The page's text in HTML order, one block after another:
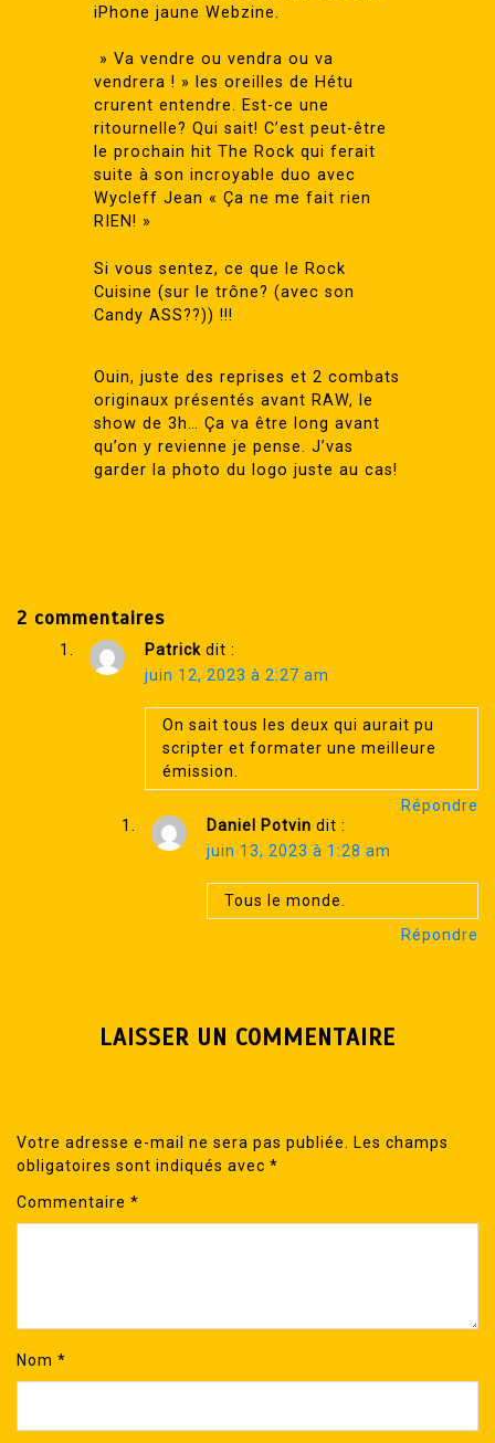
iPhone jaune Webzine.
» Va vendre ou vendra ou va
vendrera ! » les oreilles de Hétu
crurent entendre. Est-ce une
ritournelle? Qui sait! C’est peut-être
le prochain hit The Rock qui ferait
suite à son incroyable duo avec
Wycleff Jean « Ça ne me fait rien
RIEN! »
Si vous sentez, ce que le Rock
Cuisine (sur le trône? (avec son
Candy ASS??)) !!!
Ouin, juste des reprises et 2 combats
originaux présentés avant RAW, le
show de 3h… Ça va être long avant
qu’on y revienne je pense. J’vas
garder la photo du logo juste au cas!
2 commentaires
Patrick dit :
juin 12, 2023 à 2:27 am
On sait tous les deux qui aurait pu
scripter et formater une meilleure
émission.
Répondre
Daniel Potvin dit :
juin 13, 2023 à 1:28 am
Tous le monde.
Répondre
LAISSER UN COMMENTAIRE
Votre adresse e-mail ne sera pas publiée.
Les champs
obligatoires sont indiqués avec *
Commentaire *
Nom *